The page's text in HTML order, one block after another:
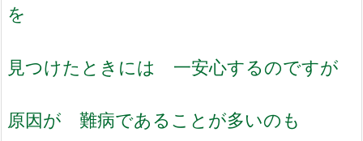
を
見つけたときには 一安心するのですが
原因が 難病であることが多いのも